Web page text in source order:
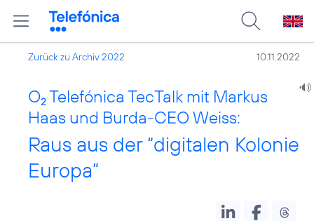
Zurück zu Archiv 2022 10.11.2022
O2 Telefónica TecTalk mit Markus
Haas und Burda-CEO Weiss:
Raus aus der “digitalen Kolonie
Europa”